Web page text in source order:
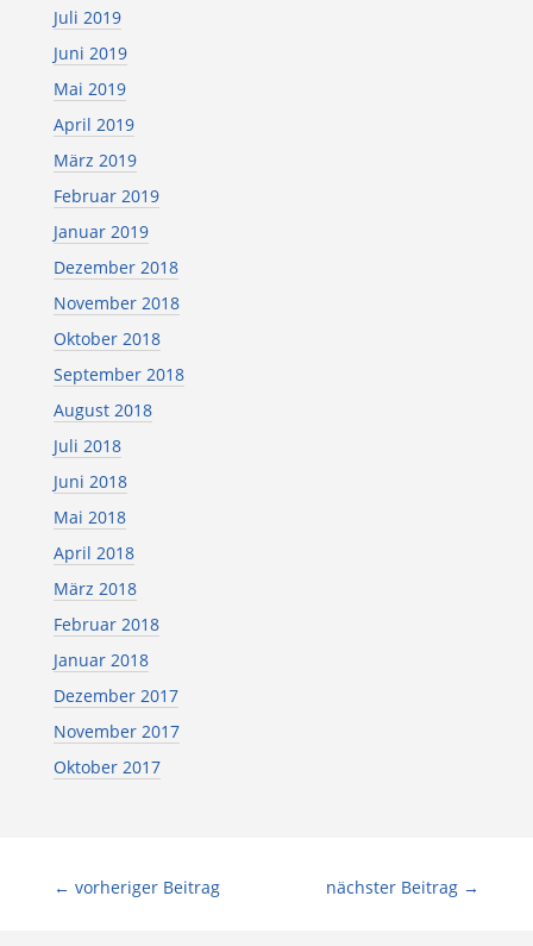
Juli 2019
Juni 2019
Mai 2019
April 2019
März 2019
Februar 2019
Januar 2019
Dezember 2018
November 2018
Oktober 2018
September 2018
August 2018
Juli 2018
Juni 2018
Mai 2018
April 2018
März 2018
Februar 2018
Januar 2018
Dezember 2017
November 2017
Oktober 2017
← vorheriger Beitrag nächster Beitrag →